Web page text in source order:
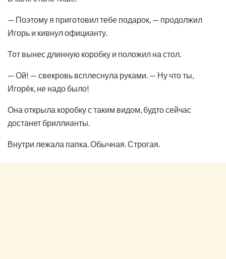
— Поэтому я приготовил тебе подарок, — продолжил
Игорь и кивнул официанту.
Тот вынес длинную коробку и положил на стол.
— Ой! — свекровь всплеснула руками. — Ну что ты,
Игорёк, не надо было!
Она открыла коробку с таким видом, будто сейчас
достанет бриллианты.
Внутри лежала папка. Обычная. Строгая.